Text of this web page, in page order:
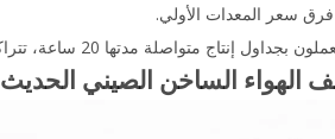
فرق سعر المعدات الأولي.
متواصلة مدتها 20 ساعة، تتراكم أوجه القصور هذه بسرعة.
الساخن الصيني الحديث